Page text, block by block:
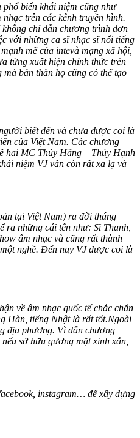
biến khái niệm cũng như
trên các kênh truyền hình.
chỉ dẫn chương trình đơn
với những ca sĩ nhạc sĩ nổi tiếng
mẽ của intevà mạng xã hội,
từng xuất hiện chính thức trên
bản thân họ cũng có thể tạo
biết đến và chưa được coi là
của Việt Nam. Các chương
hai MC Thúy Hằng – Thúy Hạnh
niệm VJ vẫn còn rất xa lạ và
tại Việt Nam) ra đời tháng
ra những cái tên như: Sĩ Thanh,
âm nhạc và cũng rất thành
nghề. Đến nay VJ được coi là
về âm nhạc quốc tế chắc chắn
Hàn, tiếng Nhật là rất tốt.Ngoài
địa phương. Vì dẫn chương
sở hữu gương mặt xinh xắn,
instagram… để xây dựng